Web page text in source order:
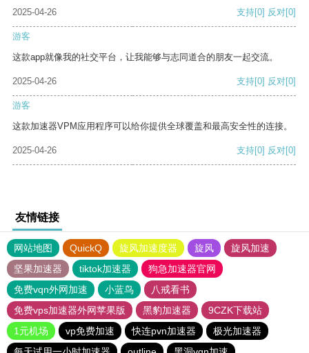
2025-04-26 支持[0] 反对[0]
游客
这款app就像我的社交平台，让我能够与志同道合的朋友一起交流。
2025-04-26 支持[0] 反对[0]
游客
这款加速器VPM应用程序可以给你提供全球覆盖和最高安全性的连接。
2025-04-26 支持[0] 反对[0]
友情链接
网站地图 QuickQ 旋风加速度器 旋风
旋风加速
坚果加速器
tiktok加速器
狗急加速器官网
免费vqn外网加速
小蓝鸟
八戒看书
免费vps加速器外网苹果版
黑豹加速器
9CZK下载站
1元机场
vp免费加速 快连pvn加速器
极光加速器